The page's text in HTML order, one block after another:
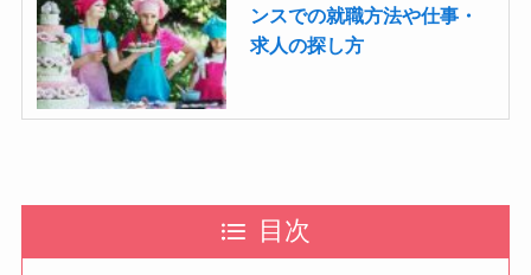
ンスでの就職方法や仕事・
求人の探し方
目次